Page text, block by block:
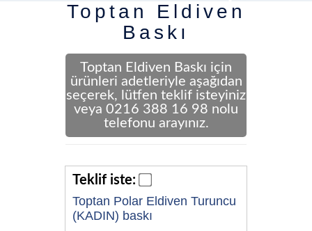
Toptan Eldiven
Baskı
Toptan Eldiven Baskı için
ürünleri adetleriyle aşağıdan
seçerek, lütfen teklif isteyiniz
veya 0216 388 16 98 nolu
telefonu arayınız.
Teklif iste:
Toptan Polar Eldiven Turuncu
(KADIN) baskı